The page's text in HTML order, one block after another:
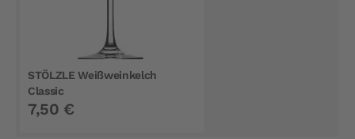
STÖLZLE Weißweinkelch
Classic
7,50 €